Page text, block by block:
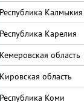
Республика Калмыкия
Республика Карелия
Кемеровская область
Кировская область
Республика Коми